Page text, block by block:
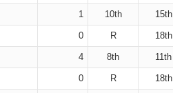
1 10th 15th
0 R 18th
4 8th 11th
0 R 18th